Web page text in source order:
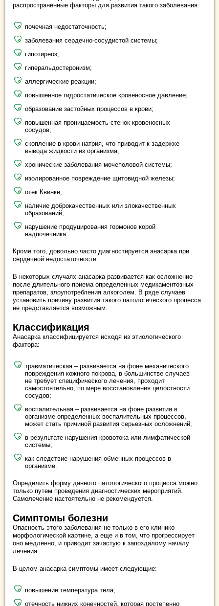
распространенные факторы для развития такого заболевания:
почечная недостаточность;
заболевания сердечно-сосудистой системы;
гипотиреоз;
гиперальдостеронизм;
аллергические реакции;
повышенное гидростатическое кровеносное давление;
образование застойных процессов в крови;
повышенная проницаемость стенок кровеносных
сосудов;
скопление в крови натрия, что приводит к задержке
вывода жидкости из организма;
хронические заболевания мочеполовой системы;
изолированное повреждение щитовидной железы;
отек Квинке;
наличие доброкачественных или злокачественных
образований;
нарушение продуцирования гормонов корой
надпочечника.
Кроме того, довольно часто диагностируется анасарка при
сердечной недостаточности.
В некоторых случаях анасарка развивается как осложнение
после длительного приема определенных медикаментозных
препаратов, злоупотребления алкоголем. В ряде случаев
установить причину развития такого патологического процесса
не представляется возможным.
Классификация
Анасарка классифицируется исходя из этиологического
фактора:
травматическая – развивается на фоне механического
повреждения кожного покрова, в большинстве случаев
не требует специфического лечения, проходит
самостоятельно, по мере восстановления целостности
сосудов;
воспалительная – развивается на фоне развития в
организме определенных воспалительных процессов,
может стать причиной развития серьезных осложнений;
в результате нарушения кровотока или лимфатической
системы;
как следствие нарушения обменных процессов в
организме.
Определить форму данного патологического процесса можно
только путем проведения диагностических мероприятий.
Самолечение настоятельно не рекомендуется.
Симптомы болезни
Опасность этого заболевания не только в его клинико-
морфологической картине, а еще и в том, что прогрессирует
оно медленно, и приводит зачастую к запоздалому началу
лечения.
В целом анасарка симптомы имеет следующие:
повышение температура тела;
отечность нижних конечностей, которая постепенно